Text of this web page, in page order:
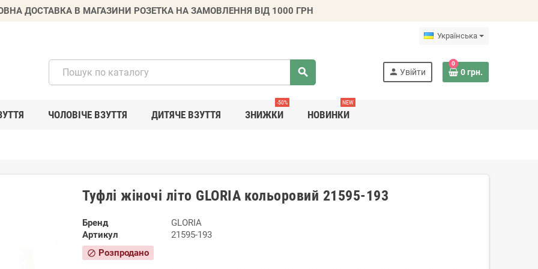
ДОСТАВКА В МАГАЗИНИ РОЗЕТКА НА ЗАМОВЛЕННЯ ВІД 1000 ГРН
Українська
search person Увійти
0
0 грн.
ЧОЛОВІЧЕ ВЗУТТЯ ДИТЯЧЕ ВЗУТТЯ ЗНИЖКИ
-50%
НОВИНКИ
NEW
Туфлі жіночі літо GLORIA кольоровий 21595-193
Бренд
GLORIA
Артикул
21595-193
block Розпродано